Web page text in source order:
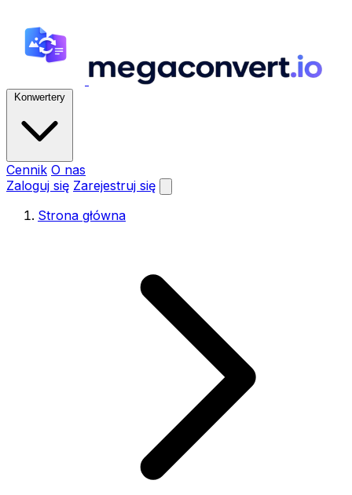
Konwertery
Cennik O nas
Zaloguj się Zarejestruj się
Strona główna